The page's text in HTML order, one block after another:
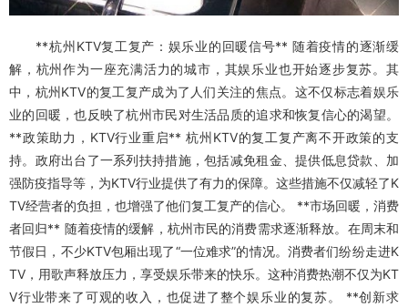
**杭州KTV复工复产：娱乐业的回暖信号** 随着疫情的逐渐缓
解，杭州作为一座充满活力的城市，其娱乐业也开始逐步复苏。其
中，杭州KTV的复工复产成为了人们关注的焦点。这不仅标志着娱乐
业的回暖，也反映了杭州市民对生活品质的追求和恢复信心的渴望。
**政策助力，KTV行业重启** 杭州KTV的复工复产离不开政策的支
持。政府出台了一系列扶持措施，包括减免租金、提供低息贷款、加
强防疫指导等，为KTV行业提供了有力的保障。这些措施不仅减轻了K
TV经营者的负担，也增强了他们复工复产的信心。 **市场回暖，消费
者回归** 随着疫情的缓解，杭州市民的消费需求逐渐释放。在周末和
节假日，不少KTV包厢出现了“一位难求”的情况。消费者们纷纷走进K
TV，用歌声释放压力，享受娱乐带来的快乐。这种消费热潮不仅为KT
V行业带来了可观的收入，也促进了整个娱乐业的复苏。 **创新求